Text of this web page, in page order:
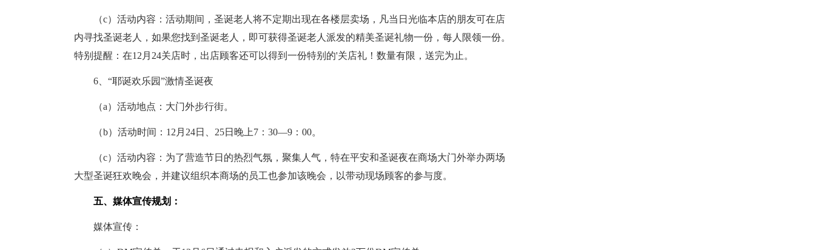
（c）活动内容：活动期间，圣诞老人将不定期出现在各楼层卖场，凡当日光临本店的朋友可在店
内寻找圣诞老人，如果您找到圣诞老人，即可获得圣诞老人派发的精美圣诞礼物一份，每人限领一份。
特别提醒：在12月24关店时，出店顾客还可以得到一份特别的'关店礼！数量有限，送完为止。
6、“耶诞欢乐园”激情圣诞夜
（a）活动地点：大门外步行街。
（b）活动时间：12月24日、25日晚上7：30—9：00。
（c）活动内容：为了营造节日的热烈气氛，聚集人气，特在平安和圣诞夜在商场大门外举办两场
大型圣诞狂欢晚会，并建议组织本商场的员工也参加该晚会，以带动现场顾客的参与度。
五、媒体宣传规划：
媒体宣传：